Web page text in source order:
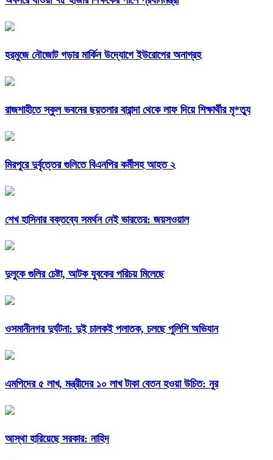
হরমুজে নৌজোট গড়ার মার্কিন উদ্যোগে ইউরোপের অনাগ্রহ
রাজশাহীতে স্কুল ভবনের ছয়তলার বারান্দা থেকে লাফ দিয়ে শিক্ষার্থীর মৃ*ত্যু
মিরপুরে দুর্বৃত্তের গুলিতে বিএনপির কর্মীসহ আহত ২
শেখ হাসিনার বক্তব্যে সমর্থন নেই ভারতের: জয়সওয়াল
দুলুকে গুলির চেষ্টা, আটক যুবকের পরিচয় মিলেছে
ওসমানীনগর দুর্ঘটনা: দুই চালকই পলাতক, চলছে পুলিশি অভিযান
এমপিদের ৫ লাখ, মন্ত্রীদের ১০ লাখ টাকা বেতন হওয়া উচিত: নুর
আস্থা হারিয়েছে সরকার: নাহিদ